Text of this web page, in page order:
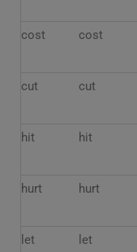
cost cost
cut cut
hit hit
hurt hurt
let let